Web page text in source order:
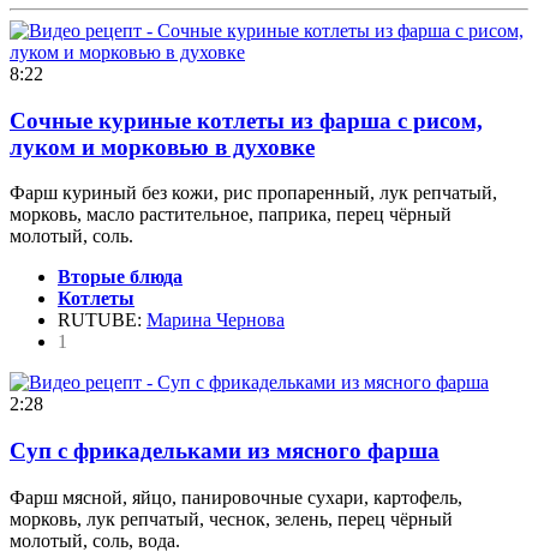
8:22
Сочные куриные котлеты из фарша с рисом,
луком и морковью в духовке
Фарш куриный без кожи, рис пропаренный, лук репчатый,
морковь, масло растительное, паприка, перец чёрный
молотый, соль.
Вторые блюда
Котлеты
RUTUBE: Марина Чернова
1
2:28
Суп с фрикадельками из мясного фарша
Фарш мясной, яйцо, панировочные сухари, картофель,
морковь, лук репчатый, чеснок, зелень, перец чёрный
молотый, соль, вода.